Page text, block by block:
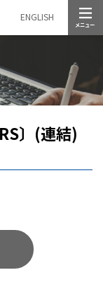
ENGLISH
〕(連結)